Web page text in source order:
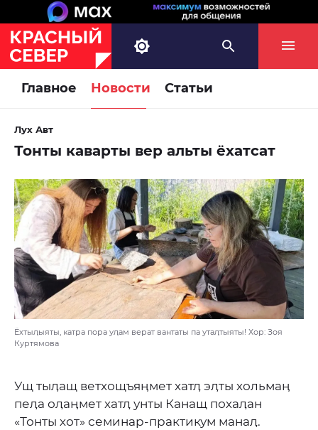
Главное Новости Статьи
Лух Авт
Тонты каварты вер альты ёхатсат
Ёхтыӆыяты, катра пора уӆам верат вантаты па утаӆтыяты! Хор: Зоя
Куртямова
Ущ тыӆащ ветхощъяӊмет хатӆ эӆты хольмаӊ
пеӆа оӆаӊмет хатӆ унты Канащ похаӆан
«Тонты хот» семинар-практикум манаӆ.